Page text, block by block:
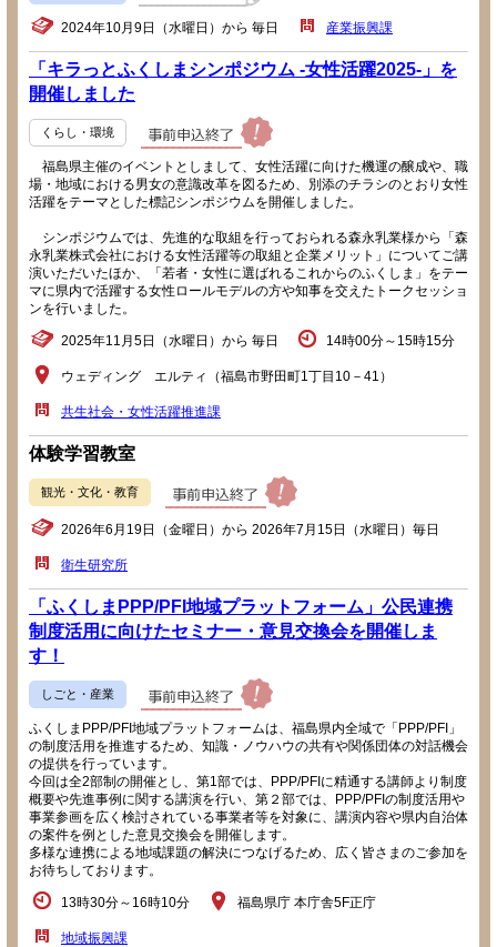
2024年10月9日（水曜日）から 毎日 産業振興課
「キラっとふくしまシンポジウム -女性活躍2025-」を
開催しました
くらし・環境
福島県主催のイベントとしまして、女性活躍に向けた機運の醸成や、職
場・地域における男女の意識改革を図るため、別添のチラシのとおり女性
活躍をテーマとした標記シンポジウムを開催しました。
シンポジウムでは、先進的な取組を行っておられる森永乳業様から「森
永乳業株式会社における女性活躍等の取組と企業メリット」についてご講
演いただいたほか、「若者・女性に選ばれるこれからのふくしま」をテー
マに県内で活躍する女性ロールモデルの方や知事を交えたトークセッショ
ンを行いました。
2025年11月5日（水曜日）から 毎日 14時00分～15時15分
ウェディング エルティ（福島市野田町1丁目10－41）
共生社会・女性活躍推進課
体験学習教室
観光・文化・教育
2026年6月19日（金曜日）から 2026年7月15日（水曜日）毎日
衛生研究所
「ふくしまPPP/PFI地域プラットフォーム」公民連携
制度活用に向けたセミナー・意見交換会を開催しま
す！
しごと・産業
ふくしまPPP/PFI地域プラットフォームは、福島県内全域で「PPP/PFI」
の制度活用を推進するため、知識・ノウハウの共有や関係団体の対話機会
の提供を行っています。
今回は全2部制の開催とし、第1部では、PPP/PFIに精通する講師より制度
概要や先進事例に関する講演を行い、第２部では、PPP/PFIの制度活用や
事業参画を広く検討されている事業者等を対象に、講演内容や県内自治体
の案件を例とした意見交換会を開催します。
多様な連携による地域課題の解決につなげるため、広く皆さまのご参加を
お待ちしております。
13時30分～16時10分 福島県庁 本庁舎5F正庁
地域振興課